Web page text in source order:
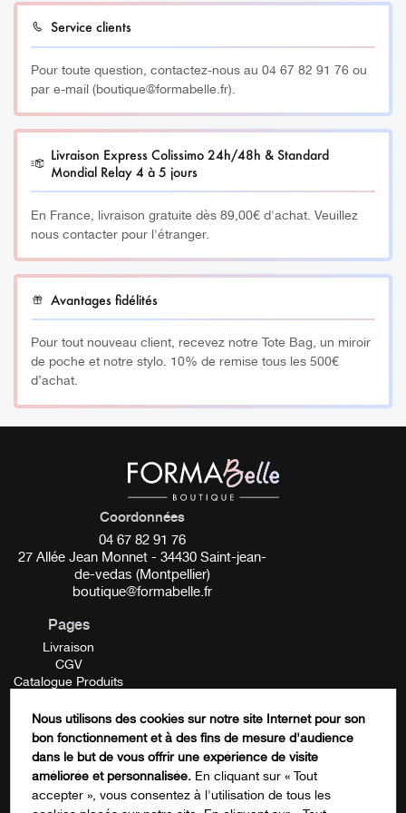
Léger
Longueur : 1,80 m
Embout : 6,5 mm
Robuste
Flexible
________
Réservé uniquement aux professionnels
Découvrez l’ensemble de nos Formations en
Dermopigmentation en cliquantICI
________
Produits complémentaires :
Dermo Pro Formabelle – Dermographe sans filICI
Service clients
Pour toute question, contactez-nous au 04 67 82 91 76 ou
par e-mail (boutique@formabelle.fr).
Livraison Express Colissimo 24h/48h & Standard
Mondial Relay 4 à 5 jours
En France, livraison gratuite dès 89,00€ d'achat. Veuillez
nous contacter pour l'étranger.
Avantages fidélités
Pour tout nouveau client, recevez notre Tote Bag, un miroir
de poche et notre stylo. 10% de remise tous les 500€
d’achat.
X/Twitter
Coordonnées
04 67 82 91 76
27 Allée Jean Monnet - 34430 Saint-jean-
de-vedas (Montpellier)
boutique@formabelle.fr
Pages
Livraison
CGV
Catalogue Produits
Contactez-nous
FORMATION
Nous utilisons des cookies sur notre site Internet pour son
bon fonctionnement et à des fins de mesure d'audience
dans le but de vous offrir une expérience de visite
améliorée et personnalisée. En cliquant sur « Tout
accepter », vous consentez à l'utilisation de tous les